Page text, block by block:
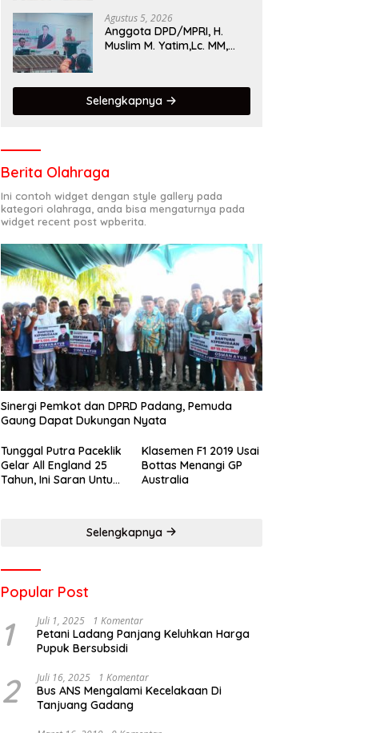
Hasil Maksimal
Agustus 5, 2026
Anggota DPD/MPRI, H.
Muslim M. Yatim,Lc. MM,
satu garda terdepan
dalam Bencana
Selengkapnya
Berita Olahraga
Ini contoh widget dengan style gallery pada
kategori olahraga, anda bisa mengaturnya pada
widget recent post wpberita.
Sinergi Pemkot dan DPRD Padang, Pemuda
Gaung Dapat Dukungan Nyata
Tunggal Putra Paceklik
Gelar All England 25
Tahun, Ini Saran Untuk
Klasemen F1 2019 Usai
Bottas Menangi GP
Australia
Selengkapnya
Popular Post
1 Juli 1, 2025 1 Komentar
Petani Ladang Panjang Keluhkan Harga
Pupuk Bersubsidi
2 Juli 16, 2025 1 Komentar
Bus ANS Mengalami Kecelakaan Di
Tanjuang Gadang